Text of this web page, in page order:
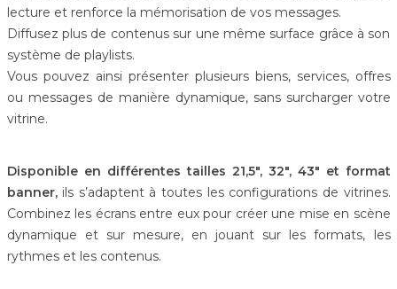
lecture et renforce la mémorisation de vos messages.
Diffusez plus de contenus sur une même surface grâce à son
système de playlists.
Vous pouvez ainsi présenter plusieurs biens, services, offres
ou messages de manière dynamique, sans surcharger votre
vitrine.
Disponible en différentes tailles 21,5", 32", 43" et format
banner,ils s’adaptent à toutes les configurations de vitrines.
Combinez les écrans entre eux pour créer une mise en scène
dynamique et sur mesure, en jouant sur les formats, les
rythmes et les contenus.